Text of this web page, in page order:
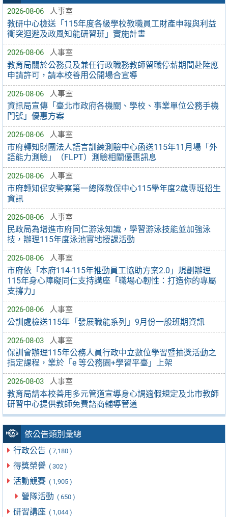
2026-08-06 人事室
教研中心檢送「115年度各級學校教職員工財產申報與利益
衝突迴避及政風知能研習班」實施計畫
2026-08-06 人事室
教育局關於公務員及兼任行政職務教師留職停薪期間赴陸應
申請許可，請本校善用公開場合宣導
2026-08-06 人事室
資訊局宣傳「臺北市政府各機關、學校、事業單位公務手機
門號」優惠方案
2026-08-06 人事室
市府轉知財團法人語言訓練測驗中心函送115年11月場「外
語能力測驗」（FLPT）測驗相關優惠訊息
2026-08-06 人事室
市府轉知保安警察第一總隊教保中心115學年度2歲專班招生
資訊
2026-08-06 人事室
民政局為增進市府同仁游泳知識，學習游泳技能並加強泳
技，辦理115年度泳池實地授課活動
2026-08-06 人事室
市府依「本府114-115年推動員工協助方案2.0」規劃辦理
115年身心障礙同仁支持講座「職場心韌性：打造你的專屬
支撐力」
2026-08-06 人事室
公訓處檢送115年「發展職能系列」9月份一般班期資訊
2026-08-03 人事室
保訓會辦理115年公務人員行政中立數位學習暨抽獎活動之
指定課程，業於「e 等公務園+學習平臺」上架
2026-08-03 人事室
教育局請本校善用多元管道宣導身心調適假規定及北市教師
研習中心提供教師免費諮商輔導管道
依公告類別彙總
行政公告 ( 7,180 )
得獎榮譽 ( 302 )
活動競賽 ( 1,905 )
營隊活動 ( 650 )
研習講座 ( 1,044 )